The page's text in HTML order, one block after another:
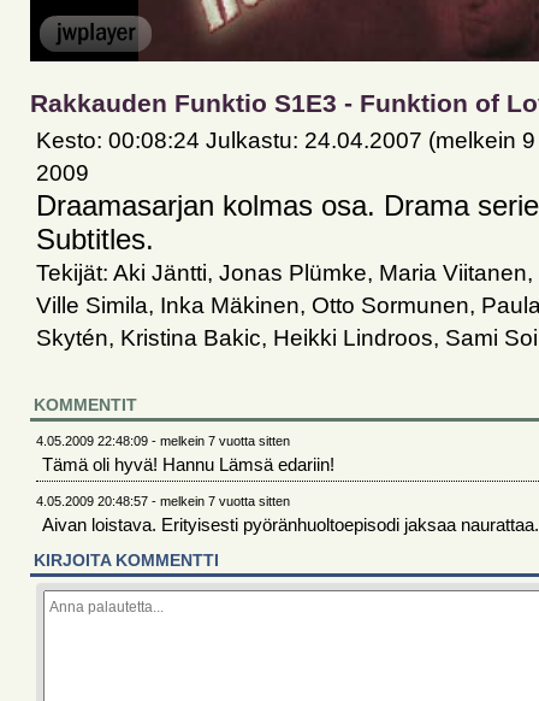
Rakkauden Funktio S1E3 - Funktion of
Kesto: 00:08:24 Julkastu: 24.04.2007 (melkein
2009
Draamasarjan kolmas osa. Drama
Subtitles.
Tekijät: Aki Jäntti, Jonas Plümke, Maria
Ville Simila, Inka Mäkinen, Otto Sormunen,
Skytén, Kristina Bakic, Heikki Lindroos, Sami
KOMMENTIT
4.05.2009 22:48:09 - melkein 7 vuotta sitten
Tämä oli hyvä! Hannu Lämsä edariin!
4.05.2009 20:48:57 - melkein 7 vuotta sitten
Aivan loistava. Erityisesti pyöränhuoltoepisodi jaksaa naurattaa.
KIRJOITA KOMMENTTI